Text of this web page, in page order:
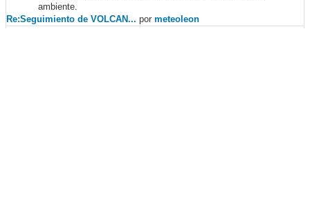
ambiente.
Re:Seguimiento de VOLCAN... por meteoleon